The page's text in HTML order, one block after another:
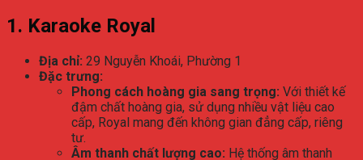
1. Karaoke Royal
Địa chỉ: 29 Nguyễn Khoái, Phường 1
Đặc trưng:
Phong cách hoàng gia sang trọng: Với thiết kế
đậm chất hoàng gia, sử dụng nhiều vật liệu cao
cấp, Royal mang đến không gian đẳng cấp, riêng
tư.
Âm thanh chất lượng cao: Hệ thống âm thanh